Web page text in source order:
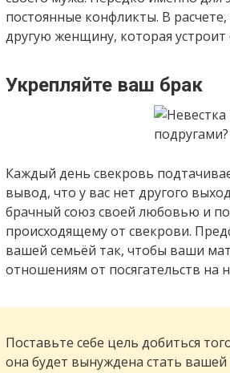
постоянные конфликты. В
другую женщину, которая устроит
Укрепляйте ваш брак
Каждый день свекровь
вывод, что у вас нет другого
брачный союз своей любовью и
происходящему от свекрови.
вашей семьёй так, чтобы ваши
отношениям от посягательств на
Поставьте себе цель добиться
она будет вынуждена стать вашей